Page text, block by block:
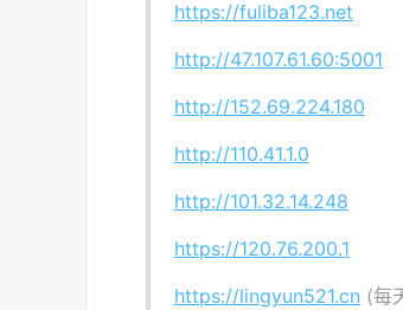
https://fuliba123.net
http://47.107.61.60:5001
http://152.69.224.180
http://110.41.1.0
http://101.32.14.248
https://120.76.200.1
https://lingyun521.cn (每